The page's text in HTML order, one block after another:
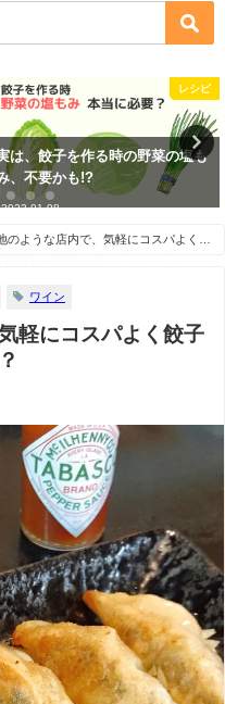
コンビニ・スーパー
ーパーの生餃子が100円で最強
おいしいって知ってる？
2021-01-14
のような店内で、気軽にコスパよく餃
ワイン
軽にコスパよく餃子